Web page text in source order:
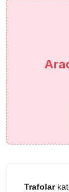
Trafolar